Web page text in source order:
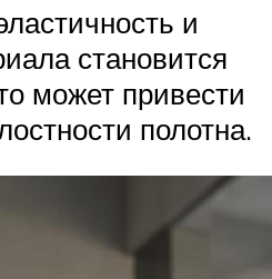
и
становится
может привести
полотна.